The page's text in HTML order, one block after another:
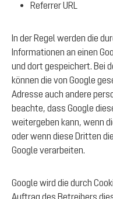
Referrer URL
In der Regel werden die
Informationen an einen
und dort gespeichert. Bei
können die von Google
Adresse auch andere
beachte, dass Google
weitergeben kann, wenn
oder wenn diese Dritten
Google verarbeiten.
Google wird die durch
Auftrag des Betreibers